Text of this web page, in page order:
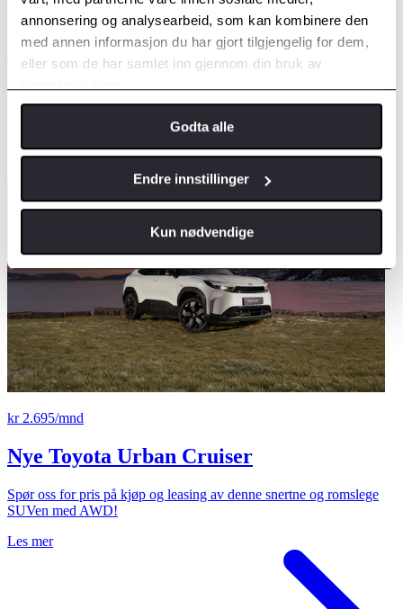
annonsering og analysearbeid, som kan kombinere den
med annen informasjon du har gjort tilgjengelig for dem,
eller som de har samlet inn gjennom din bruk av
Godta alle
Endre innstillinger
Kun nødvendige
kr 2.695/mnd
Nye Toyota Urban Cruiser
Spør oss for pris på kjøp og leasing av denne snertne og romslege
SUVen med AWD!
Les mer